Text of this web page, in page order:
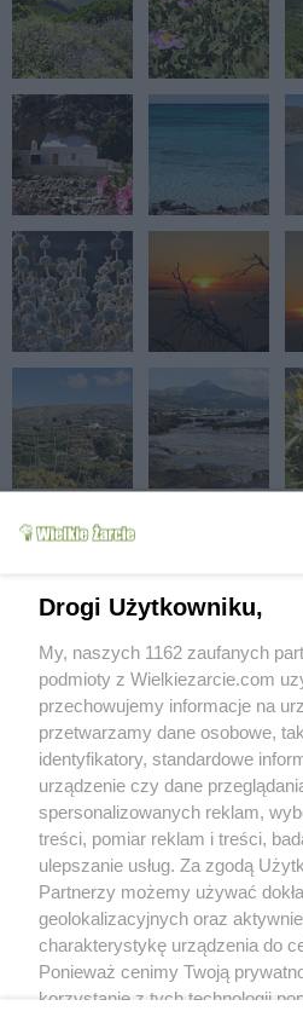
Drogi Użytkowniku,
My, naszych 1162 zaufanych
podmioty z Wielkiezarcie.com
przechowujemy informacje na
przetwarzamy dane osobowe,
identyfikatory, standardowe
urządzenie czy dane
spersonalizowanych reklam,
treści, pomiar reklam i treści,
ulepszanie usług. Za zgodą
Partnerzy możemy używać
geolokalizacyjnych oraz
charakterystykę urządzenia do
Ponieważ cenimy Twoją
korzystanie z tych technologii